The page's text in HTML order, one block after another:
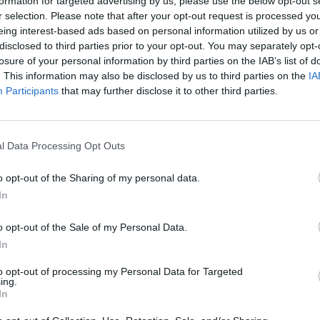
selection. Please note that after your opt-out request is processed
interest-based ads based on personal information utilized by us
to third parties prior to your opt-out. You may separately
of your personal information by third parties on the IAB’s list of
This information may also be disclosed by us to third parties on the
Participants that may further disclose it to other third parties.
Data Processing Opt Outs
opt-out of the Sharing of my personal data.
opt-out of the Sale of my Personal Data.
opt-out of processing my Personal Data for Targeted
készfizető kezességet vállal az állam azon
önhibájukon kívül, 2008. szeptember 30-a után
be Budai Bernadett kormányszóvivő a kormány
jelent a korábbiakhoz képest. A részletekről beszélve Budai
a törlesztőrészletek csökkentéséről szóló
a csökkentett törlesztőrészlet különbözetének fizetését a
két év lejárta után...
portfolio.hu hírarchívumához tartozik, melynek olvasása
tartalmazza: